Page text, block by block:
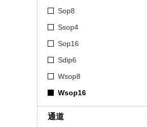
Sop8
Ssop4
Sop16
Sdip6
Wsop8
Wsop16
通道